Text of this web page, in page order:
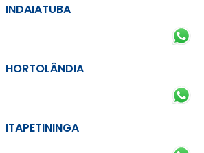
INDAIATUBA
HORTOLÂNDIA
ITAPETININGA